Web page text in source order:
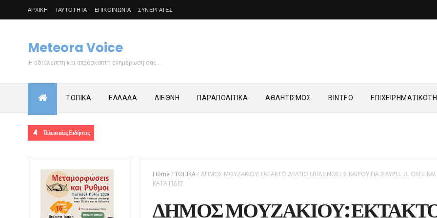
ΑΡΧΙΚΗ ΤΑΥΤΟΤΗΤΑ ΕΠΙΚΟΙΝΩΝΙΑ ΣΥΝΕΡΓΑΤΕΣ
Meteora Voice
Η αδιάλειπτη και απρόσκοπτη ενημέρωση σας...
ΤΟΠΙΚΑ ΕΛΛΑΔΑ ΔΙΕΘΝΗ ΠΑΡΑΠΟΛΙΤΙΚΑ ΑΘΛΗΤΙΣΜΟΣ ΒΙΝΤΕΟ
Τελευταίες Ειδήσεις
Home /ΤΟΠΙΚΑ/ ΔΗΜΟΣ ΜΟΥΖΑΚΙΟΥ: ΕΚΤΑΚΤΟ ΔΕΛΤΙΟ ΕΠΙΔΕΙΝΩΣΗΣ ΚΑΙΡΟΥ ΓΙΑ ΙΣΧΥΡΕΣ ΒΡΟΧΕΣ ΚΑΙ
ΚΑΤΑΙΓΙΔΕΣ
ΔΗΜΟΣ ΜΟΥΖΑΚΙΟΥ: